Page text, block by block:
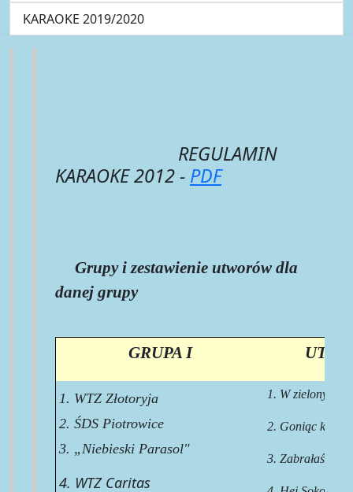
KARAOKE 2019/2020
REGULAMIN
KARAOKE 2012 - PDF
Grupy i zestawienie utworów dla
danej grupy
GRUPA I
1. WTZ Złotoryja
2. ŚDS Piotrowice
3. „Niebieski Parasol"
4. WTZ Caritas
1. W zielonym
2. Goniąc
3. Zabrałaś